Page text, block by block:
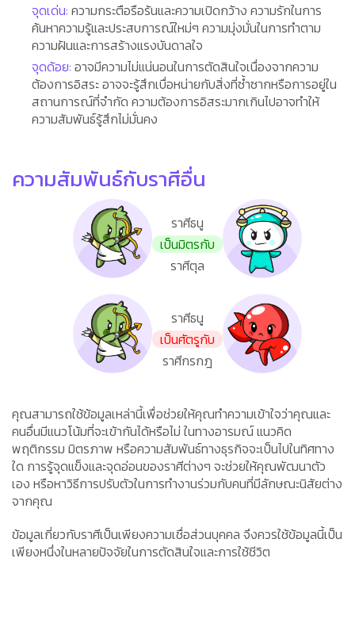
จุดเด่น: ความกระตือรือร้นและความเปิดกว้าง ความรักในการ
ค้นหาความรู้และประสบการณ์ใหม่ๆ ความมุ่งมั่นในการทำตาม
ความฝันและการสร้างแรงบันดาลใจ
จุดด้อย: อาจมีความไม่แน่นอนในการตัดสินใจเนื่องจากความ
ต้องการอิสระ อาจจะรู้สึกเบื่อหน่ายกับสิ่งที่ซ้ำซากหรือการอยู่ใน
สถานการณ์ที่จำกัด ความต้องการอิสระมากเกินไปอาจทำให้
ความสัมพันธ์รู้สึกไม่มั่นคง
ความสัมพันธ์กับราศีอื่น
ราศีธนู
เป็นมิตรกับ
ราศีตุล
ราศีธนู
เป็นศัตรูกับ
ราศีกรกฎ
คุณสามารถใช้ข้อมูลเหล่านี้เพื่อช่วยให้คุณทำความเข้าใจว่าคุณและ
คนอื่นมีแนวโน้มที่จะเข้ากันได้หรือไม่ ในทางอารมณ์ แนวคิด
พฤติกรรม มิตรภาพ หรือความสัมพันธ์ทางธุรกิจจะเป็นไปในทิศทาง
ใด การรู้จุดแข็งและจุดอ่อนของราศีต่างๆ จะช่วยให้คุณพัฒนาตัว
เอง หรือหาวิธีการปรับตัวในการทำงานร่วมกับคนที่มีลักษณะนิสัยต่าง
จากคุณ
ข้อมูลเกี่ยวกับราศีเป็นเพียงความเชื่อส่วนบุคคล จึงควรใช้ข้อมูลนี้เป็น
เพียงหนึ่งในหลายปัจจัยในการตัดสินใจและการใช้ชีวิต